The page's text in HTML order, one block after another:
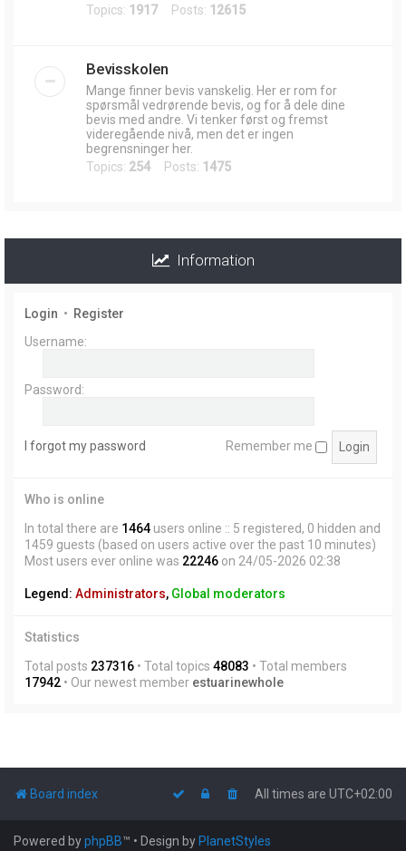
Topics: 1917Posts: 12615
Bevisskolen
Mange finner bevis vanskelig. Her er rom for
spørsmål vedrørende bevis, og for å dele dine
bevis med andre. Vi tenker først og fremst
videregående nivå, men det er ingen
begrensninger her.
Topics: 254 Posts: 1475
Information
Login • Register
Username:
Password:
I forgot my password Remember me
Who is online
In total there are 1464 users online :: 5 registered, 0 hidden and
1459 guests (based on users active over the past 10 minutes)
Most users ever online was 22246 on 24/05-2026 02:38
Legend: Administrators, Global moderators
Statistics
Total posts 237316 • Total topics 48083 • Total members
17942 • Our newest member estuarinewhole
Board index All times are UTC+02:00
Powered byphpBB™ • Design by PlanetStyles